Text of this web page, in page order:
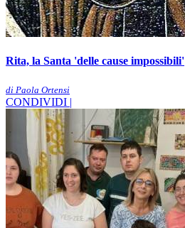
Rita, la Santa 'delle cause impossibili'
di Paola Ortensi
CONDIVIDI |